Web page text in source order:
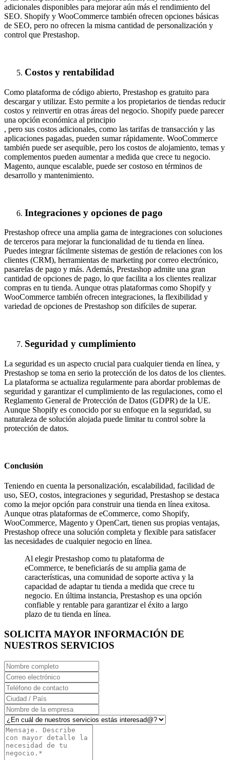
adicionales disponibles para mejorar aún más el rendimiento del
SEO. Shopify y WooCommerce también ofrecen opciones básicas
de SEO, pero no ofrecen la misma cantidad de personalización y
control que Prestashop.
Costos y rentabilidad
Como plataforma de código abierto, Prestashop es gratuito para
descargar y utilizar. Esto permite a los propietarios de tiendas reducir
costos y reinvertir en otras áreas del negocio. Shopify puede parecer
una opción económica al principio
, pero sus costos adicionales, como las tarifas de transacción y las
aplicaciones pagadas, pueden sumar rápidamente. WooCommerce
también puede ser asequible, pero los costos de alojamiento, temas y
complementos pueden aumentar a medida que crece tu negocio.
Magento, aunque escalable, puede ser costoso en términos de
desarrollo y mantenimiento.
Integraciones y opciones de pago
Prestashop ofrece una amplia gama de integraciones con soluciones
de terceros para mejorar la funcionalidad de tu tienda en línea.
Puedes integrar fácilmente sistemas de gestión de relaciones con los
clientes (CRM), herramientas de marketing por correo electrónico,
pasarelas de pago y más. Además, Prestashop admite una gran
cantidad de opciones de pago, lo que facilita a los clientes realizar
compras en tu tienda. Aunque otras plataformas como Shopify y
WooCommerce también ofrecen integraciones, la flexibilidad y
variedad de opciones de Prestashop son difíciles de superar.
Seguridad y cumplimiento
La seguridad es un aspecto crucial para cualquier tienda en línea, y
Prestashop se toma en serio la protección de los datos de los clientes.
La plataforma se actualiza regularmente para abordar problemas de
seguridad y garantizar el cumplimiento de las regulaciones, como el
Reglamento General de Protección de Datos (GDPR) de la UE.
Aunque Shopify es conocido por su enfoque en la seguridad, su
naturaleza de solución alojada puede limitar tu control sobre la
protección de datos.
Conclusión
Teniendo en cuenta la personalización, escalabilidad, facilidad de
uso, SEO, costos, integraciones y seguridad, Prestashop se destaca
como la mejor opción para construir una tienda en línea exitosa.
Aunque otras plataformas de eCommerce, como Shopify,
WooCommerce, Magento y OpenCart, tienen sus propias ventajas,
Prestashop ofrece una solución completa y flexible para satisfacer
las necesidades de cualquier negocio en línea.
Al elegir Prestashop como tu plataforma de
eCommerce, te beneficiarás de su amplia gama de
características, una comunidad de soporte activa y la
capacidad de adaptar tu tienda a medida que crece tu
negocio. En última instancia, Prestashop es una opción
confiable y rentable para garantizar el éxito a largo
plazo de tu tienda en línea.
SOLICITA MAYOR INFORMACIÓN DE
NUESTROS SERVICIOS